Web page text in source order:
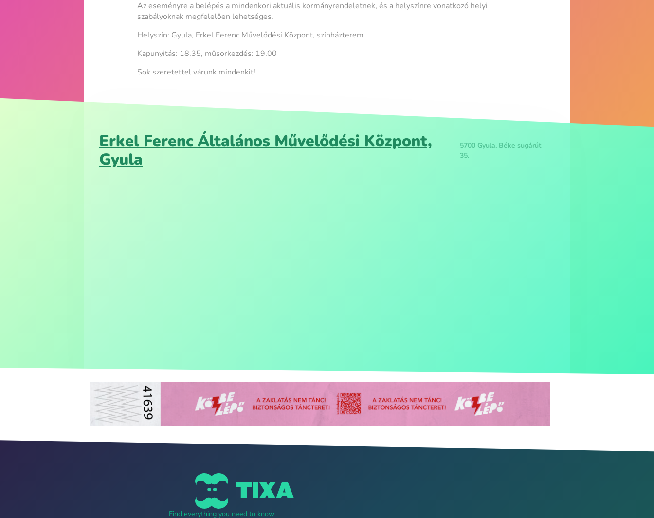
Az eseményre a belépés a mindenkori aktuális kormányrendeletnek, és a helyszínre vonatkozó helyi
szabályoknak megfelelően lehetséges.
Helyszín: Gyula, Erkel Ferenc Művelődési Központ, színházterem
Kapunyitás: 18.35, műsorkezdés: 19.00
Sok szeretettel várunk mindenkit!
Erkel Ferenc Általános Művelődési Központ,
Gyula
5700 Gyula, Béke sugárút
35.
Find everything you need to know